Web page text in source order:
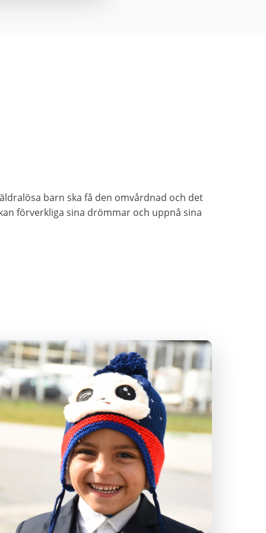
barn ska få den omvårdnad och det
förverkliga sina drömmar och uppnå sina